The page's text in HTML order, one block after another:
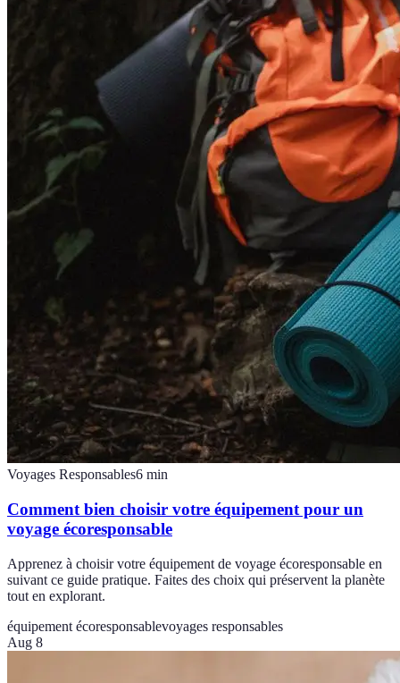
Voyages Responsables6 min
Comment bien choisir votre équipement pour un
voyage écoresponsable
Apprenez à choisir votre équipement de voyage écoresponsable en
suivant ce guide pratique. Faites des choix qui préservent la planète
tout en explorant.
équipement écoresponsablevoyages responsables
Aug 8